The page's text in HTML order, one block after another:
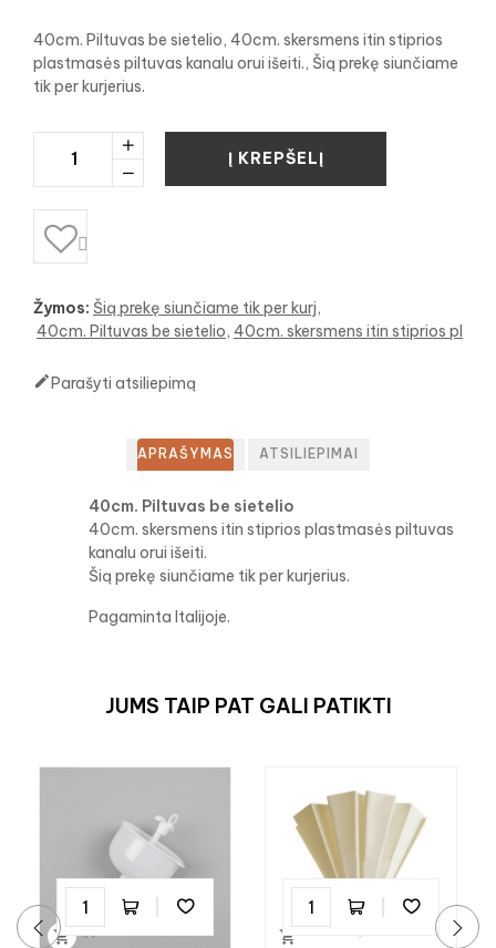
40cm. Piltuvas be sietelio, 40cm. skersmens itin stiprios
plastmasės piltuvas kanalu orui išeiti., Šią prekę siunčiame
tik per kurjerius.
Į KREPŠELĮ

Žymos: Šią prekę siunčiame tik per kurj
40cm. Piltuvas be sietelio 40cm. skersmens itin stiprios pl
Parašyti atsiliepimą
APRAŠYMAS ATSILIEPIMAI
40cm. Piltuvas be sietelio
40cm. skersmens itin stiprios plastmasės piltuvas
kanalu orui išeiti.
Šią prekę siunčiame tik per kurjerius.
Pagaminta Italijoje.
JUMS TAIP PAT GALI PATIKTI
 